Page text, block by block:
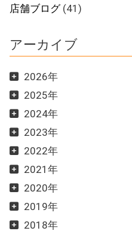
店舗ブログ(41)
アーカイブ
2026年
2025年
2024年
2023年
2022年
2021年
2020年
2019年
2018年